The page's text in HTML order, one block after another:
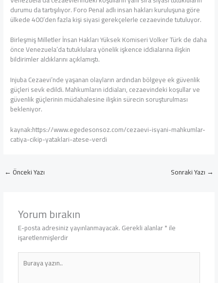
durumu da tartışılıyor. Foro Penal adlı insan hakları kuruluşuna göre
ülkede 400’den fazla kişi siyasi gerekçelerle cezaevinde tutuluyor.
Birleşmiş Milletler İnsan Hakları Yüksek Komiseri Volker Türk de daha
önce Venezuela’da tutuklulara yönelik işkence iddialarına ilişkin
bildirimler aldıklarını açıklamıştı.
Injuba Cezaevi’nde yaşanan olayların ardından bölgeye ek güvenlik
güçleri sevk edildi. Mahkumların iddiaları, cezaevindeki koşullar ve
güvenlik güçlerinin müdahalesine ilişkin sürecin soruşturulması
bekleniyor.
kaynak:https://www.egedesonsoz.com/cezaevi-isyani-mahkumlar-
catiya-cikip-yataklari-atese-verdi
← Önceki Yazı Sonraki Yazı →
Yorum bırakın
E-posta adresiniz yayınlanmayacak.Gerekli alanlar*ile
işaretlenmişlerdir
Buraya
yazın..